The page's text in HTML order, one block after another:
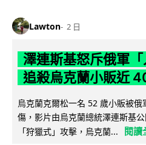
Lawton 2 日
澤連斯基怒斥俄軍
追殺烏克蘭小販近
烏克蘭克爾松一名 52 歲小販被
傷，影片由烏克蘭總統澤連斯基
「狩獵式」攻擊，烏克蘭...
閱讀